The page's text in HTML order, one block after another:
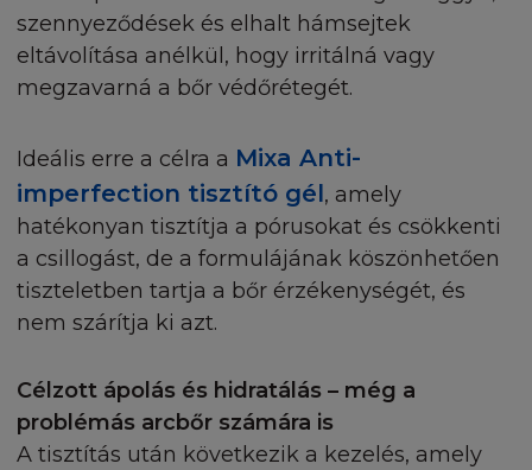
szennyeződések és elhalt hámsejtek
eltávolítása anélkül, hogy irritálná vagy
megzavarná a bőr védőrétegét.
Ideális erre a célra a Mixa Anti-
imperfection tisztító gél, amely
hatékonyan tisztítja a pórusokat és csökkenti
a csillogást, de a formulájának köszönhetően
tiszteletben tartja a bőr érzékenységét, és
nem szárítja ki azt.
Célzott ápolás és hidratálás – még a
problémás arcbőr számára is
A tisztítás után következik a kezelés, amely